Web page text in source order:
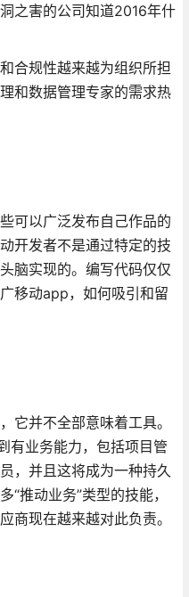
之害的公司知道2016年什
合规性越来越为组织所担
和数据管理专家的需求热
可以广泛发布自己作品的
开发者不是通过特定的技
脑实现的。编写代码仅仅
移动app，如何吸引和留
它并不全部意味着工具。
有业务能力，包括项目管
，并且这将成为一种持久
“推动业务”类型的技能，
商现在越来越对此负责。